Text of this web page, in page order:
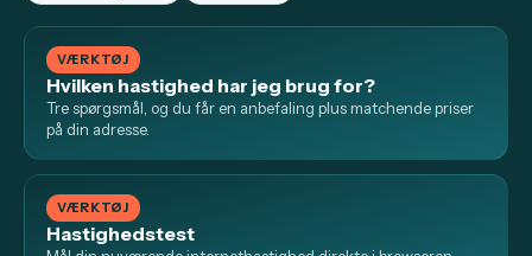
VÆRKTØJ
Hvilken hastighed har jeg brug for?
Tre spørgsmål, og du får en anbefaling plus matchende priser
på din adresse.
VÆRKTØJ
Hastighedstest